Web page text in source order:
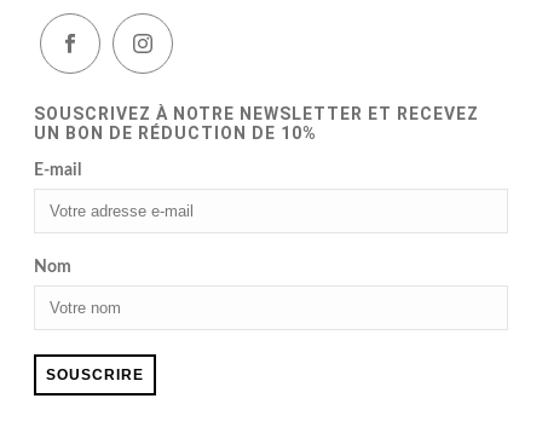
SOUSCRIVEZ À NOTRE NEWSLETTER ET RECEVEZ
UN BON DE RÉDUCTION DE 10%
E-mail
Nom